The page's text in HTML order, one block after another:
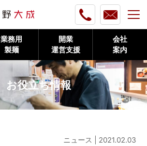
業務用
製麺
開業
運営支援
会社
案内
お役立ち情報
ニュース | 2021.02.03